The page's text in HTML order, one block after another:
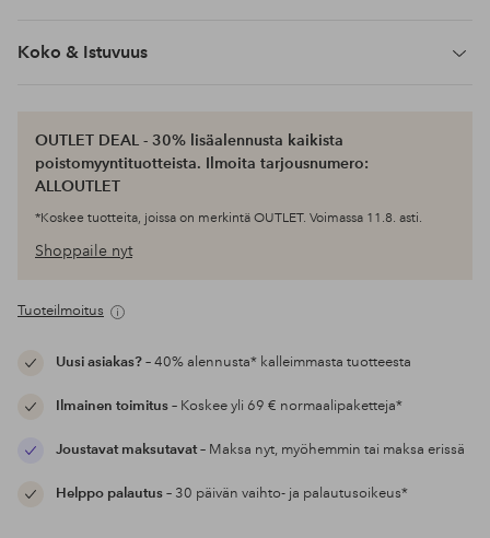
Koko & Istuvuus
OUTLET DEAL - 30% lisäalennusta kaikista
poistomyyntituotteista. Ilmoita tarjousnumero:
ALLOUTLET
*Koskee tuotteita, joissa on merkintä OUTLET. Voimassa 11.8. asti.
Shoppaile nyt
Tuoteilmoitus
Uusi asiakas?– 40% alennusta* kalleimmasta tuotteesta
Ilmainen toimitus– Koskee yli 69 € normaalipaketteja*
Joustavat maksutavat– Maksa nyt, myöhemmin tai maksa erissä
Helppo palautus– 30 päivän vaihto- ja palautusoikeus*